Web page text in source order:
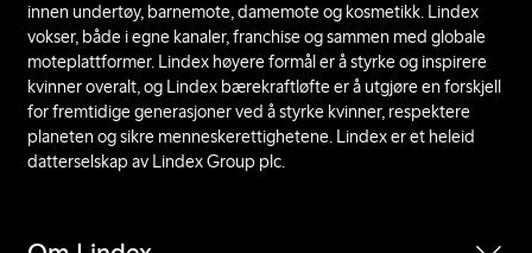
innen undertøy, barnemote, damemote og kosmetikk. Lindex
vokser, både i egne kanaler, franchise og sammen med globale
moteplattformer. Lindex høyere formål er å styrke og inspirere
kvinner overalt, og Lindex bærekraftløfte er å utgjøre en forskjell
for fremtidige generasjoner ved å styrke kvinner, respektere
planeten og sikre menneskerettighetene. Lindex er et heleid
datterselskap av Lindex Group plc.